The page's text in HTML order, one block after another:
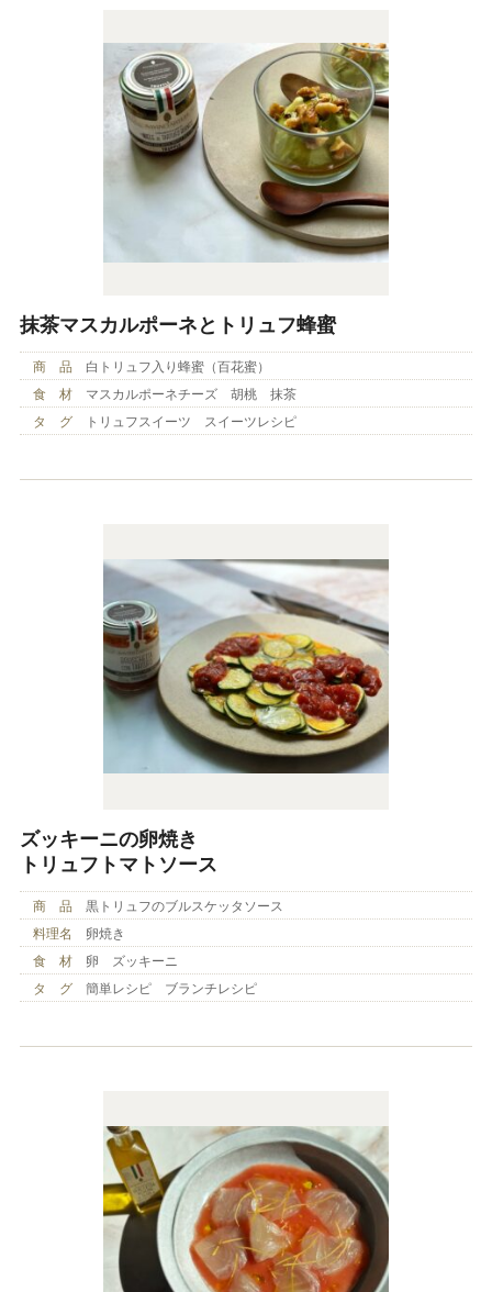
抹茶マスカルポーネとトリュフ蜂蜜
商 品
白トリュフ入り蜂蜜（百花蜜）
食 材
マスカルポーネチーズ 胡桃 抹茶
タ グ
トリュフスイーツ スイーツレシピ
ズッキーニの卵焼き
トリュフトマトソース
商 品
黒トリュフのブルスケッタソース
料理名
卵焼き
食 材
卵 ズッキーニ
タ グ
簡単レシピ ブランチレシピ